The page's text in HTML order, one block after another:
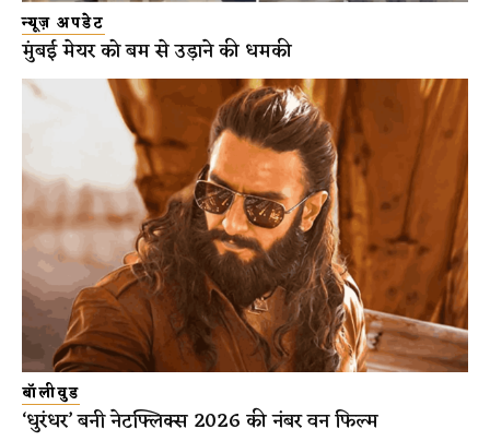
न्यूज़ अपडेट
मुंबई मेयर को बम से उड़ाने की धमकी
बॉलीवुड
‘धुरंधर’ बनी नेटफ्लिक्स 2026 की नंबर वन फिल्म